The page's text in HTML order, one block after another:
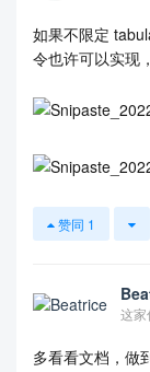
如果不限定
令也许可以实现
赞同 1
这家
多看看文档，做